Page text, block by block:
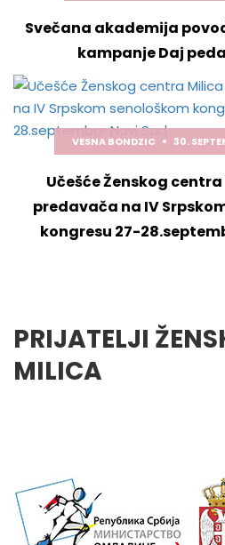
Svečana akademija
kampanje Daj
VESNA BONDZIC 30.
Učešće Ženskog
predavača na IV
kongresu 27-
PRIJATELJI
MILICA